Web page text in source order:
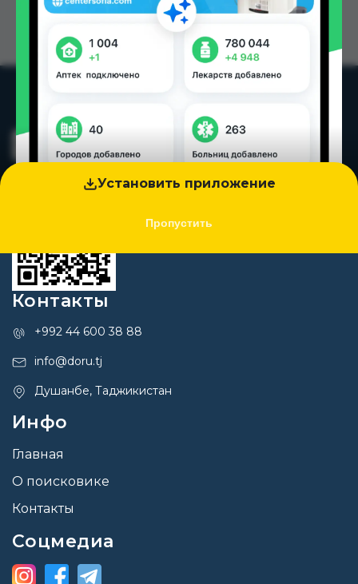
Установить приложение
Пропустить
Контакты
+992 44 600 38 88
info@doru.tj
Душанбе, Таджикистан
Инфо
Главная
О поисковике
Контакты
Соцмедиа